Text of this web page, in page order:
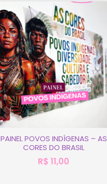
PAINEL POVOS INDÍGENAS – AS
CORES DO BRASIL
R$ 11,00